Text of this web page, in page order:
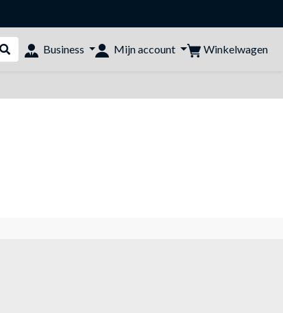
Webshop doorzoeken
Business Mijn account Winkelwagen